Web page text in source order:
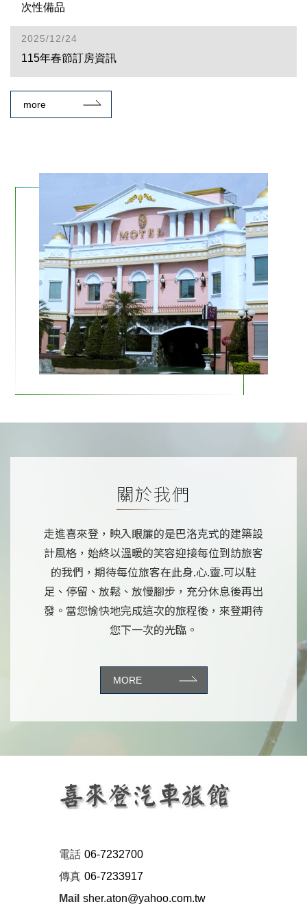
次性備品
2025/12/24
115年春節訂房資訊
more
關於我們
走進喜來登，映入眼簾的是巴洛克式的建築設
計風格，始終以溫暖的笑容迎接每位到訪旅客
的我們，期待每位旅客在此身.心.靈.可以駐
足、停留、放鬆、放慢腳步，充分休息後再出
發。當您愉快地完成這次的旅程後，來登期待
您下一次的光臨。
MORE
電話 06-7232700
傳真 06-7233917
Mail sher.aton@yahoo.com.tw